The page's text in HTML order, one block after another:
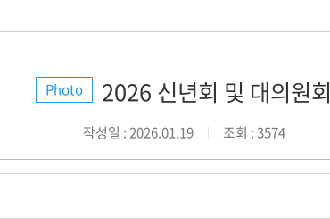
Photo 2026 신년회 및 대의원회
작성일 : 2026.01.19 조회 : 3574